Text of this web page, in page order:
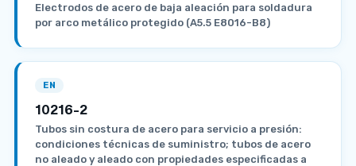
Electrodos de acero de baja aleación para soldadura
por arco metálico protegido (A5.5 E8016-B8)
EN
10216-2
Tubos sin costura de acero para servicio a presión:
condiciones técnicas de suministro; tubos de acero
no aleado y aleado con propiedades especificadas a